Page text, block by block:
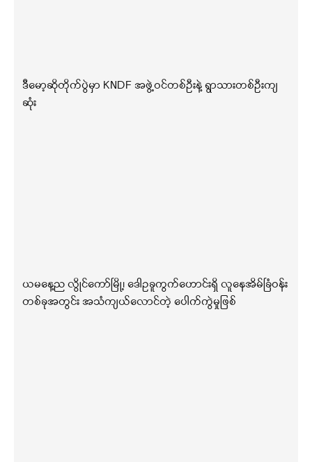
ဒီမော့ဆိုတိုက်ပွဲမှာ KNDF အဖွဲ့ဝင်တစ်ဦးနဲ့ ရွာသားတစ်ဦးကျ
ဆုံး
ယမနေ့ည လွိုင်ကော်မြို့၊ ဒေါဥခူကွက်ဟောင်းရှိ လူနေအိမ်ခြံဝန်း
တစ်ခုအတွင်း အသံကျယ်လောင်တဲ့ ပေါက်ကွဲမှုဖြစ်